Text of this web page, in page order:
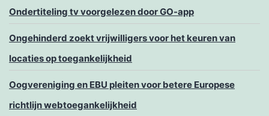
Ondertiteling tv voorgelezen door GO-app
Ongehinderd zoekt vrijwilligers voor het keuren van
locaties op toegankelijkheid
Oogvereniging en EBU pleiten voor betere Europese
richtlijn webtoegankelijkheid